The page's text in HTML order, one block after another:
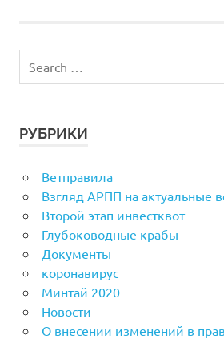
РУБРИКИ
Ветправила
Взгляд АРПП на актуальные
Второй этап инвестквот
Глубоководные крабы
Документы
коронавирус
Минтай 2020
Новости
О внесении изменений в